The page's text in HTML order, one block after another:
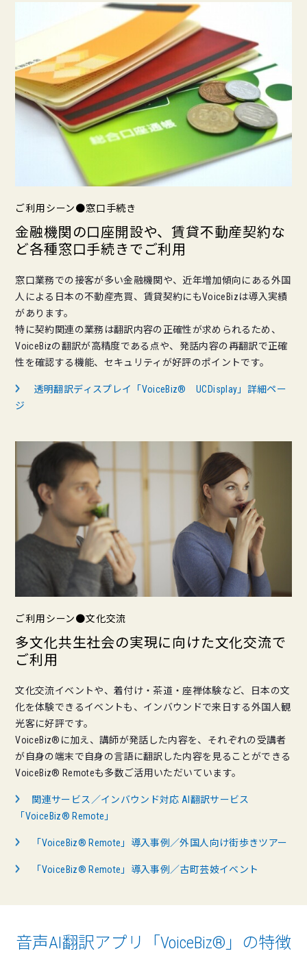
ご利用シーン●窓口手続き
金融機関の口座開設や、賃貸不動産契約な
ど各種窓口手続きでご利用
窓口業務での接客が多い金融機関や、近年増加傾向にある外国
人による日本の不動産売買、賃貸契約にもVoiceBizは導入実績
があります。
特に契約関連の業務は翻訳内容の正確性が求められるため、
VoiceBizの翻訳が高精度である点や、発話内容の再翻訳で正確
性を確認する機能、セキュリティが好評のポイントです。
透明翻訳ディスプレイ「VoiceBiz® UCDisplay」詳細ペー
ジ
ご利用シーン●文化交流
多文化共生社会の実現に向けた文化交流で
ご利用
文化交流イベントや、着付け・茶道・座禅体験など、日本の文
化を体験できるイベントも、インバウンドで来日する外国人観
光客に好評です。
VoiceBiz®に加え、講師が発話した内容を、それぞれの受講者
が自身の端末で自身の言語に翻訳した内容を見ることができる
VoiceBiz® Remoteも多数ご活用いただいています。
関連サービス／インバウンド対応 AI翻訳サービス
「VoiceBiz® Remote」
「VoiceBiz® Remote」導入事例／外国人向け街歩きツアー
「VoiceBiz® Remote」導入事例／古町芸妓イベント
音声AI翻訳アプリ「VoiceBiz®」の特徴